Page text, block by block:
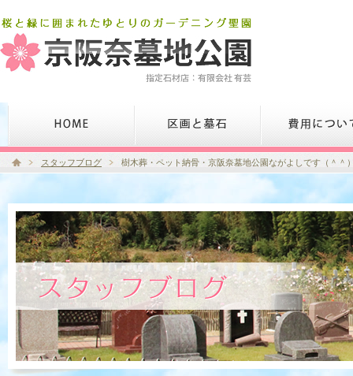
スタッフブログ 樹木葬・ペット納骨・京阪奈墓地公園ながよしです（＾＾